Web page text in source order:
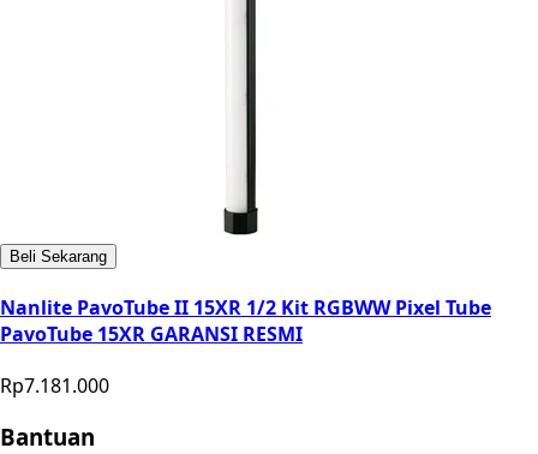
Beli Sekarang
Nanlite PavoTube II 15XR 1/2 Kit RGBWW Pixel Tube
PavoTube 15XR GARANSI RESMI
Rp7.181.000
Bantuan